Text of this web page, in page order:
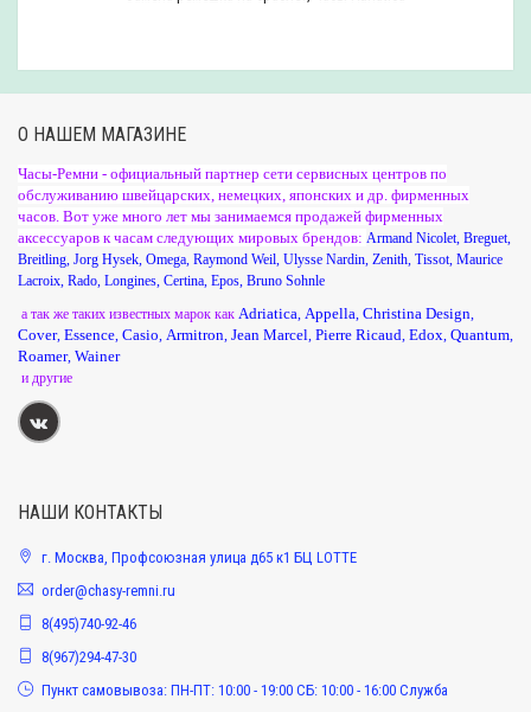
О НАШЕМ МАГАЗИНЕ
Часы-Ремни - официальный партнер сети сервисных центров по
обслуживанию швейцарских, немецких, японских и др. фирменных
часов. Вот уже много лет мы занимаемся продажей фирменных
аксессуаров к часам следующих мировых брендов: Armand Nicolet, Breguet,
Breitling, Jorg Hysek, Omega, Raymond Weil, Ulysse Nardin, Zenith, Tissot, Maurice
Lacroix, Rado, Longines, Certina, Epos, Bruno Sohnle
а так же таких известных марок как Adriatica, Appella, Christina Design,
Cover, Essence, Casio, Armitron, Jean Marcel, Pierre Ricaud, Edox, Quantum,
Roamer, Wainer
и другие
НАШИ КОНТАКТЫ
г. Москва, Профсоюзная улица д65 к1 БЦ LOTTE
order@chasy-remni.ru
8(495)740-92-46
8(967)294-47-30
Пункт самовывоза: ПН-ПТ: 10:00 - 19:00 СБ: 10:00 - 16:00 Служба